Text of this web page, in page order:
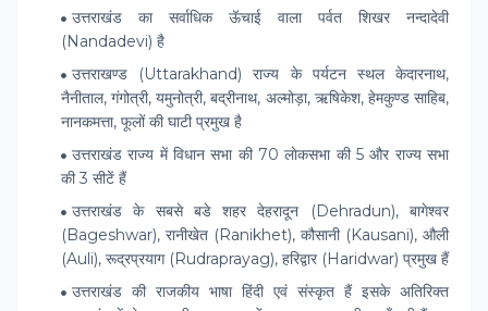
उत्तराखंड का सर्वाधिक ऊॅचाई वाला पर्वत शिखर नन्दादेवी
(Nandadevi) है
उत्तराखण्ड (Uttarakhand) राज्य के पर्यटन स्थल केदारनाथ,
नैनीताल, गंगोत्री, यमुनोत्री, बद्रीनाथ, अल्मोड़ा, ऋषिकेश, हेमकुण्ड साहिब,
नानकमत्ता, फूलों की घाटी प्रमुख है
उत्तराखंड राज्य में विधान सभा की 70 लाेकसभा की 5 और राज्य सभा
की 3 सीटें हैं
उत्तराखंड के सबसे बडे शहर देहरादून (Dehradun), बागेश्वर
(Bageshwar), रानीखेत (Ranikhet), कौसानी (Kausani), औली
(Auli), रूद्रप्रयाग (Rudraprayag), हरिद्वार (Haridwar) प्रमुख हैं
उत्तराखंड की राजकीय भाषा हिंदी एवं संस्कृत हैं इसके अतिरिक्त